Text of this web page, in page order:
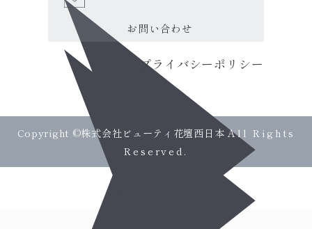
お問い合わせ
プライバシーポリシー
Copyright ©株式会社ビューティ花壇西日本All Rights
Reserved.